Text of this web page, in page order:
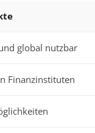
global nutzbar
Finanzinstituten